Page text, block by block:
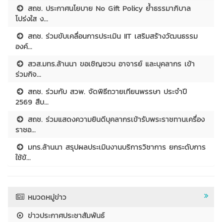
สถช. ประกาศนโยบาย No Gift Policy ย้ำธรรมาภิบาล
โปร่งใส ง...
สถช. ร่วมขับเคลื่อนการประเมิน IIT เสริมสร้างวัฒนธรรม
องค์...
สวส.มทร.ล้านนา ขอเชิญชวน อาจารย์ และบุคลากร เข้า
ร่วมกิจ...
สถช. ร่วมกับ สวพ. จัดพิธีถวายเทียนพรรษา ประจำปี
2569 สืบ...
สถช. ร่วมแสดงความยินดีบุคลากรเข้ารับพระราชทานเครื่อง
ราชอ...
มทร.ล้านนา สรุปผลประเมินงานบริการวิชาการ ยกระดับการ
ใช้ข้...
หมวดหมู่ข่าว
ข่าวประกาศประชาสัมพันธ์